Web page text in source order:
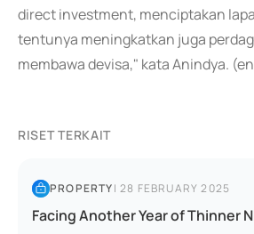
direct investment, menciptakan
tentunya meningkatkan juga
membawa devisa," kata Anindya.
RISET TERKAIT
PROPERTY|28 FEBRUARY 2025
Facing Another Year of Thinner